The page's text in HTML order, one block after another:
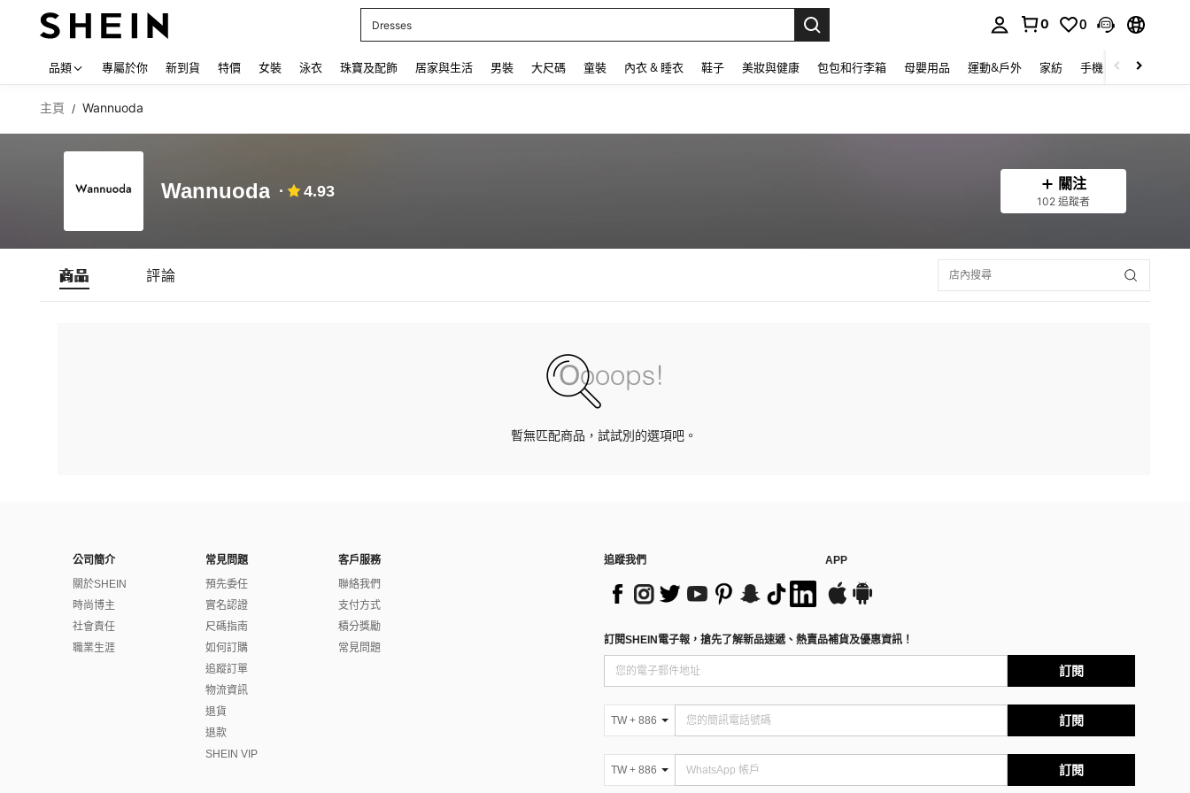
Dresses
0 0
品類 專屬於你 新到貨 特價 女裝 泳衣 珠寶及配飾 居家與生活 男裝 大尺碼 童裝 內衣 & 睡衣 鞋子 美妝與健康 包包和行李箱 母嬰用品 運動&戶外 家紡 手機 & 手機配件
主頁 / Wannuoda
Wannuoda 4.93 關注
102 追蹤者
商品 評論
暫無匹配商品，試試別的選項吧。
公司簡介
關於SHEIN
時尚博主
社會責任
職業生涯
常見問題
預先委任
實名認證
尺碼指南
如何訂購
追蹤訂單
物流資訊
退貨
退款
SHEIN VIP
客戶服務
聯絡我們
支付方式
積分獎勵
常見問題
追蹤我們 APP
訂閱SHEIN電子報，搶先了解新品速遞、熱賣品補貨及優惠資訊！
訂閱
TW + 886 訂閱
TW + 886 訂閱